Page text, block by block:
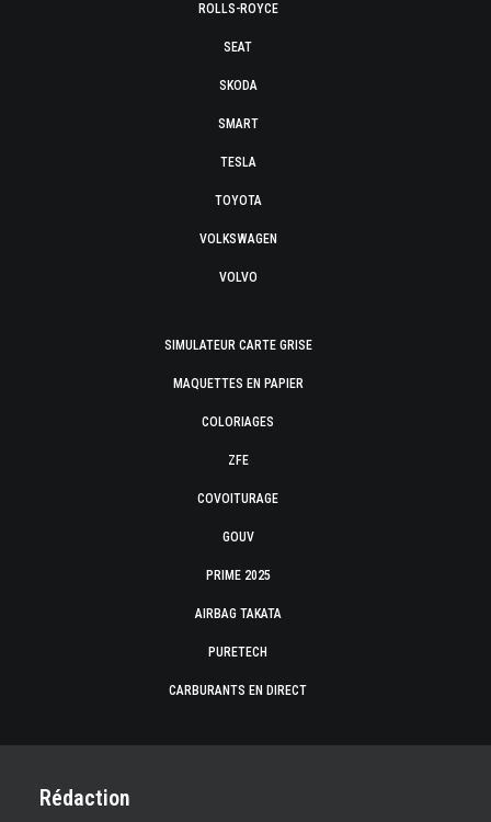
ROLLS-ROYCE
SEAT
SKODA
SMART
TESLA
TOYOTA
VOLKSWAGEN
VOLVO
SIMULATEUR CARTE GRISE
MAQUETTES EN PAPIER
COLORIAGES
ZFE
COVOITURAGE
GOUV
PRIME 2025
AIRBAG TAKATA
PURETECH
CARBURANTS EN DIRECT
Rédaction